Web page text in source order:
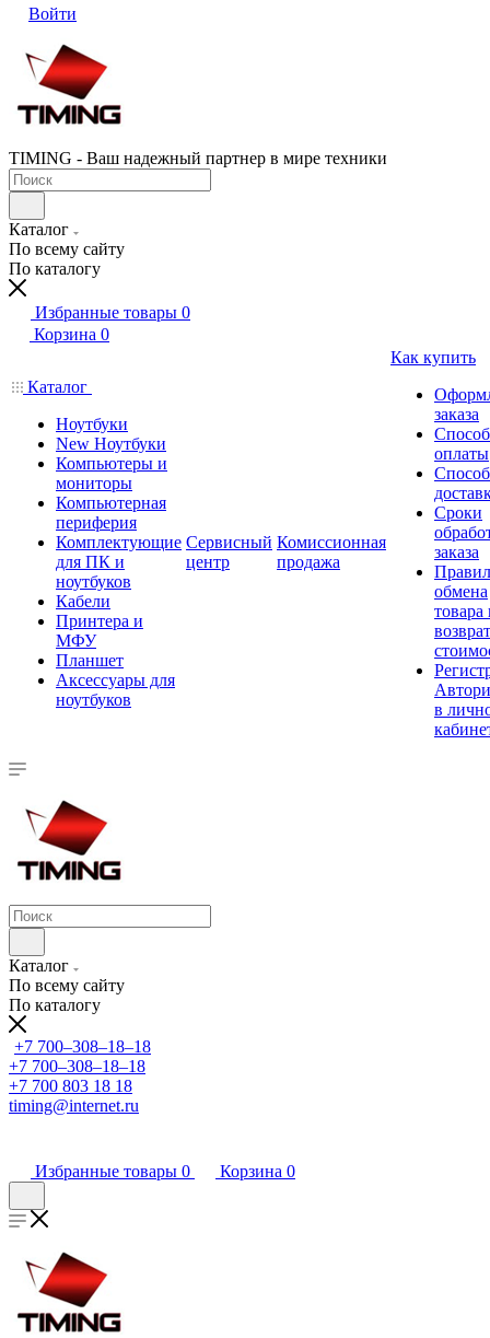
Войти
TIMING - Ваш надежный партнер в мире техники
Каталог
По всему сайту
По каталогу
Избранные товары 0
Корзина 0
Каталог
Ноутбуки
New Ноутбуки
Компьютеры и
мониторы
Компьютерная
периферия
Комплектующие
для ПК и
ноутбуков
Кабели
Принтера и
МФУ
Планшет
Аксессуары для
ноутбуков
Сервисный
центр
Комиссионная
продажа
Как купить
заказа
оплаты
Сроки
заказа
обмена
товара
в
Каталог
По всему сайту
По каталогу
+7 700‒308‒18‒18
+7 700‒308‒18‒18
+7 700 803 18 18
timing@internet.ru
Избранные товары 0 Корзина 0